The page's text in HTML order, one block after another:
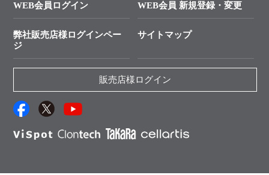
制限酵素切断サイトの検索
ユーザーズボイス集
抗体検索サイト
資料請求 機器関連
資料請求 受託関連
資料請求 核酸抽出・精製カタログ
サンプル請求一覧
WEB会員ログイン WEB会員 新規登録・変更
弊社販売店様ログインペー
ジ
サイトマップ
販売店様ログイン